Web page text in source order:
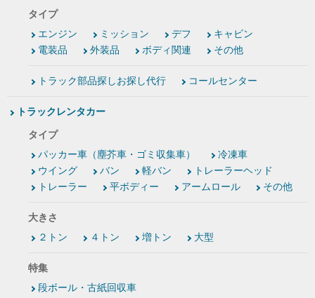
タイプ
エンジン
ミッション デフ
キャビン
電装品
外装品 ボディ関連 その他
トラック部品探しお探し代行 コールセンター
トラックレンタカー
タイプ
パッカー車（塵芥車・ゴミ収集車）
冷凍車
ウイング
バン 軽バン
トレーラーヘッド
トレーラー
平ボディー アームロール その他
大きさ
２トン
４トン 増トン 大型
特集
段ボール・古紙回収車